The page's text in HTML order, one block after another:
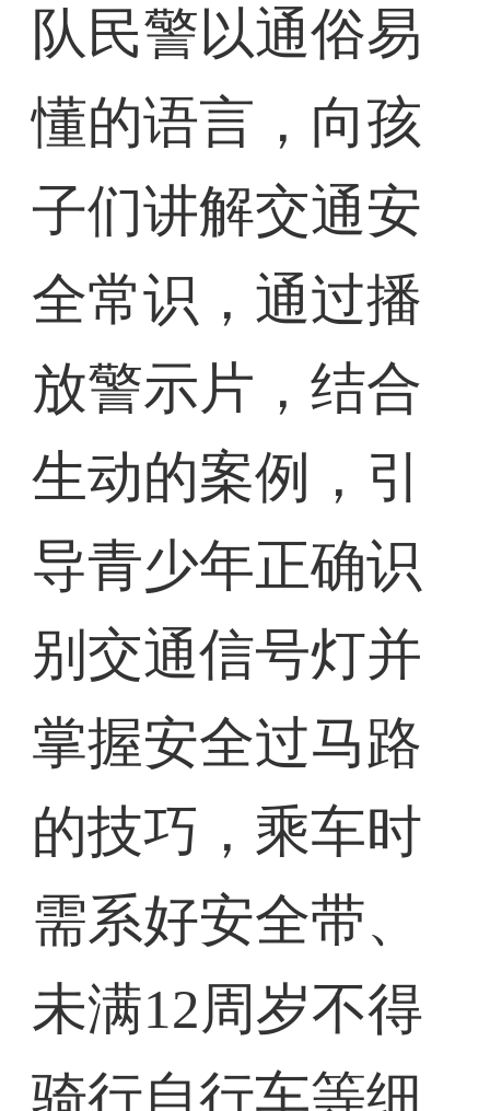
队民警以通俗易
懂的语言，向孩
子们讲解交通安
全常识，通过播
放警示片，结合
生动的案例，引
导青少年正确识
别交通信号灯并
掌握安全过马路
的技巧，乘车时
需系好安全带、
未满12周岁不得
骑行自行车等细